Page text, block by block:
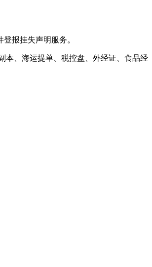
报挂失声明服务。
本、海运提单、税控盘、外经证、食品经